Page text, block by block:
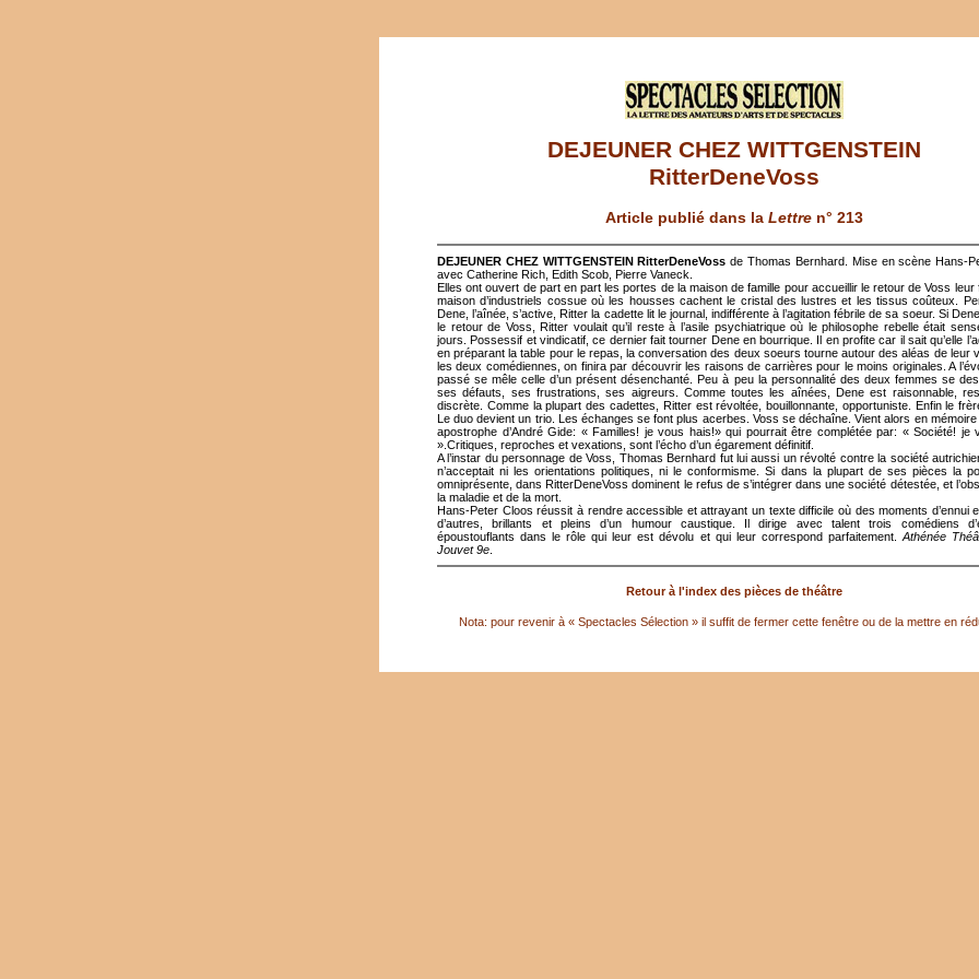
DEJEUNER CHEZ WITTGENSTEIN
RitterDeneVoss
Article publié dans la Lettre n° 213
DEJEUNER CHEZ WITTGENSTEIN RitterDeneVoss de Thomas Bernhard. Mise en scène Hans-
avec Catherine Rich, Edith Scob, Pierre Vaneck.
Elles ont ouvert de part en part les portes de la maison de famille pour accueillir le retour de Voss leur
maison d’industriels cossue où les housses cachent le cristal des lustres et les tissus coûteux.
Dene, l’aînée, s’active, Ritter la cadette lit le journal, indifférente à l’agitation fébrile de sa soeur. Si
le retour de Voss, Ritter voulait qu’il reste à l’asile psychiatrique où le philosophe rebelle était
jours. Possessif et vindicatif, ce dernier fait tourner Dene en bourrique. Il en profite car il sait qu’elle
en préparant la table pour le repas, la conversation des deux soeurs tourne autour des aléas de leur
les deux comédiennes, on finira par découvrir les raisons de carrières pour le moins originales. A
passé se mêle celle d’un présent désenchanté. Peu à peu la personnalité des deux femmes se
ses défauts, ses frustrations, ses aigreurs. Comme toutes les aînées, Dene est raisonnable,
discrète. Comme la plupart des cadettes, Ritter est révoltée, bouillonnante, opportuniste. Enfin le
Le duo devient un trio. Les échanges se font plus acerbes. Voss se déchaîne. Vient alors en mémoire
apostrophe d’André Gide: « Familles! je vous hais!» qui pourrait être complétée par: « Société! je
».Critiques, reproches et vexations, sont l’écho d’un égarement définitif.
A l’instar du personnage de Voss, Thomas Bernhard fut lui aussi un révolté contre la société
n’acceptait ni les orientations politiques, ni le conformisme. Si dans la plupart de ses pièces la
omniprésente, dans RitterDeneVoss dominent le refus de s’intégrer dans une société détestée, et
la maladie et de la mort.
Hans-Peter Cloos réussit à rendre accessible et attrayant un texte difficile où des moments d’ennui
d’autres, brillants et pleins d’un humour caustique. Il dirige avec talent trois comédiens
époustouflants dans le rôle qui leur est dévolu et qui leur correspond parfaitement. Athénée
Jouvet 9e
Retour à l'index des pièces de théâtre
Nota: pour revenir à « Spectacles Sélection » il suffit de fermer cette fenêtre ou de la mettre en